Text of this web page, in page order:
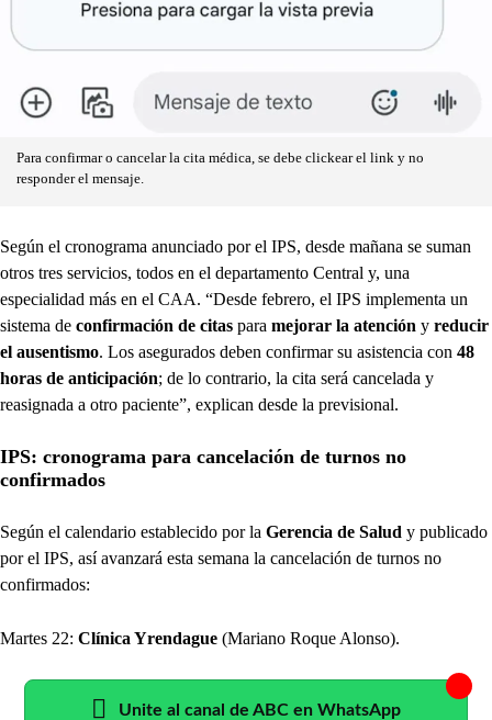
Para confirmar o cancelar la cita médica, se debe clickear el link y no
responder el mensaje.
Según el cronograma anunciado por el IPS, desde mañana se suman
otros tres servicios, todos en el departamento Central y, una
especialidad más en el CAA. “Desde febrero, el IPS implementa un
sistema de confirmación de citas para mejorar la atención y reducir
el ausentismo. Los asegurados deben confirmar su asistencia con 48
horas de anticipación; de lo contrario, la cita será cancelada y
reasignada a otro paciente”, explican desde la previsional.
IPS: cronograma para cancelación de turnos no
confirmados
Según el calendario establecido por la Gerencia de Salud y publicado
por el IPS, así avanzará esta semana la cancelación de turnos no
confirmados:
Martes 22: Clínica Yrendague (Mariano Roque Alonso).
Unite al canal de ABC en WhatsApp